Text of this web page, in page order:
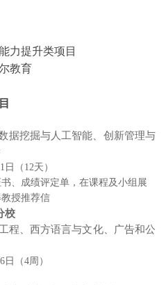
力提升类项目
教育
据挖掘与人工智能
创新管理与
日（ 12天）
、成绩评定单，在课程及小组展
授推荐信
校
程 西方语言与文化、
广告和公
日（4 周）